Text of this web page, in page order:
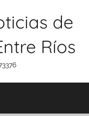
de
Ríos